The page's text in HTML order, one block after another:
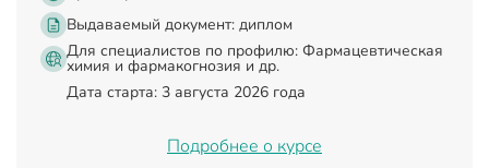
Выдаваемый документ: диплом
Для специалистов по профилю: Фармацевтическая
химия и фармакогнозия и др.
Дата старта: 3 августа 2026 года
Подробнее о курсе